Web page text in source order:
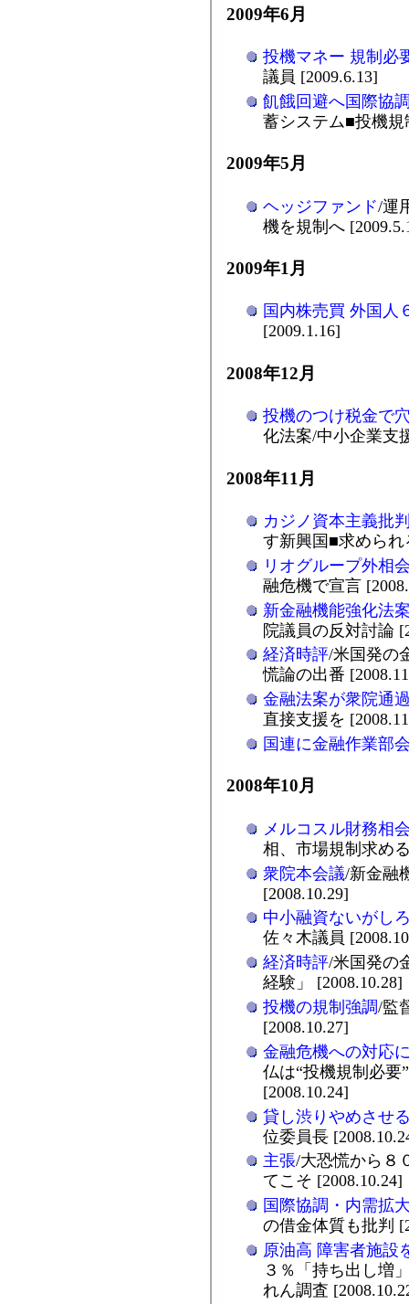
2009年6月
投機マネー 規制必
議員 [2009.6.13]
飢餓回避へ国際協
蓄システム■投機規
2009年5月
ヘッジファンド/運
機を規制へ
2009年1月
国内株売買 外国人
[2009.1.16]
2008年12月
投機のつけ税金で
化法案/中小企業支
2008年11月
カジノ資本主義批
す新興国■求められ
リオグループ外相
融危機で宣言
新金融機能強化法
院議員の反対討論
経済時評/米国発の
慌論の出番
金融法案が衆院通
直接支援を
国連に金融作業部
2008年10月
メルコスル財務相
相、市場規制求め
衆院本会議/新金融
[2008.10.29]
中小融資ないがし
佐々木議員
経済時評/米国発の
経験」 [2008.10.28]
投機の規制強調/監
[2008.10.27]
金融危機への対応
仏は“投機規制必要
[2008.10.24]
貸し渋りやめさせ
位委員長
主張/大恐慌から８
てこそ [2008.10.24]
国際協調・内需拡
の借金体質も批判
原油高 障害者施設
３％「持ち出し増
れん調査